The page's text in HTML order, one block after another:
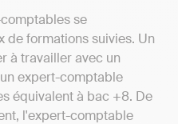
se
de formations suivies. Un
à travailler avec un
expert-comptable
équivalent à bac +8. De
l'expert-comptable